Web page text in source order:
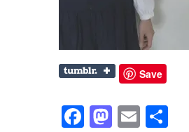
Save
Facebook
Mastodon
Email